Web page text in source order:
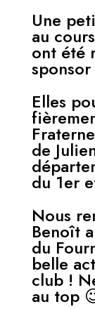
Une
au
ont été
Elles
de
du 1er
Nous
Benoît
du
belle
club !
au top